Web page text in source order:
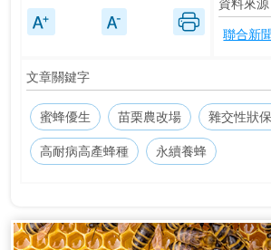
資料來源
聯合新
文章關鍵字
蜜蜂優生 苗栗農改場 雜交性狀
高耐病高產蜂種 永續養蜂